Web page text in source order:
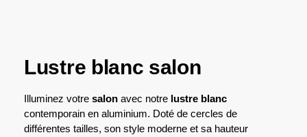
Lustre blanc salon
Illuminez votre salon avec notre lustre blanc
contemporain en aluminium. Doté de cercles de
différentes tailles, son style moderne et sa hauteur